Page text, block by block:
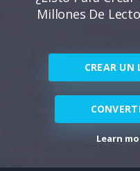
Millones De
CREAR
Learn